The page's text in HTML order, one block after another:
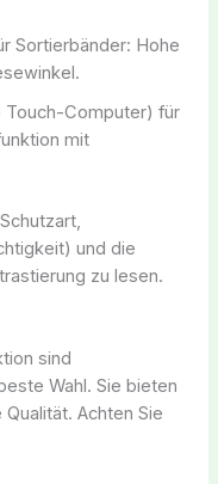
Sortierbänder: Hohe
Touch-Computer) für
mit
und die
zu lesen.
sind
Wahl. Sie bieten
Achten Sie